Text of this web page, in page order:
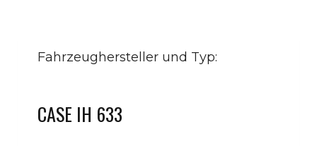
Fahrzeughersteller und Typ:
CASE IH 633